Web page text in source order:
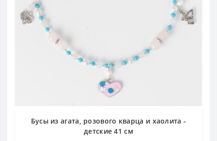
Бусы из агата, розового кварца и хаолита -
детские 41 см